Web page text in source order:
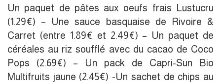
Un paquet de pâtes aux oeufs frais Lustucru
(1.29€) – Une sauce basquaise de Rivoire &
Carret (entre 1.89€ et 2.49€) – Un paquet de
céréales au riz soufflé avec du cacao de Coco
Pops (2.69€) – Un pack de Capri-Sun Bio
Multifruits jaune (2.45€) -Un sachet de chips au